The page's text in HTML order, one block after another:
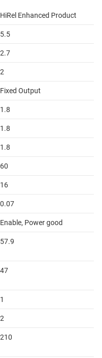
HiRel Enhanced Product
5.5
2.7
2
Fixed Output
1.8
1.8
1.8
60
16
0.07
Enable, Power good
57.9
47
1
2
210